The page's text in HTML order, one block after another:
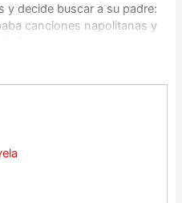
y decide buscar a su padre:
canciones napolitanas y
de un amor secreto y un